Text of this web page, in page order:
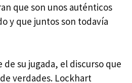
que son unos auténticos
y que juntos son todavía
su jugada, el discurso que
verdades. Lockhart